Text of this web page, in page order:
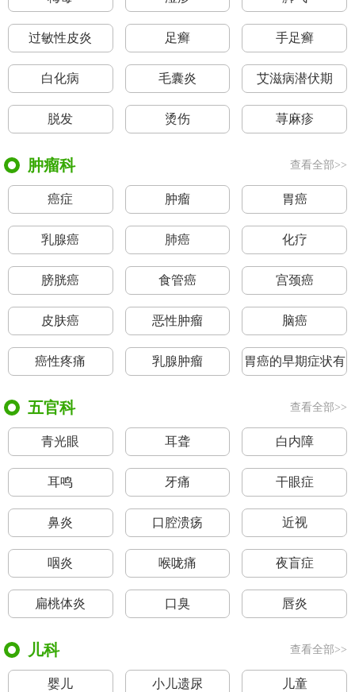
过敏性皮炎 足癣 手足癣
白化病 毛囊炎 艾滋病潜伏期
脱发 烫伤 荨麻疹
肿瘤科 查看全部>>
癌症 肿瘤 胃癌
乳腺癌 肺癌 化疗
膀胱癌 食管癌 宫颈癌
皮肤癌 恶性肿瘤 脑癌
癌性疼痛 乳腺肿瘤
胃癌的早期症状有
五官科 查看全部>>
青光眼 耳聋 白内障
耳鸣 牙痛 干眼症
鼻炎 口腔溃疡 近视
咽炎 喉咙痛 夜盲症
扁桃体炎 口臭 唇炎
儿科 查看全部>>
婴儿 小儿遗尿 儿童